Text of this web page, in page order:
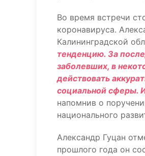
Во время встречи
коронавируса.
Калининградской
тенденцию. За
заболевших, в
действовать
социальной сферы.
напомнив о
национального
Александр Гуцан
прошлого года он